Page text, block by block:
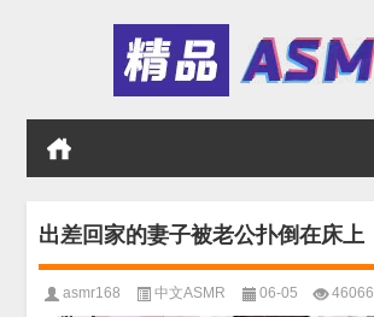
出差回家的妻子被老公扑倒在床上
asmr168 中文ASMR 06-05 46066